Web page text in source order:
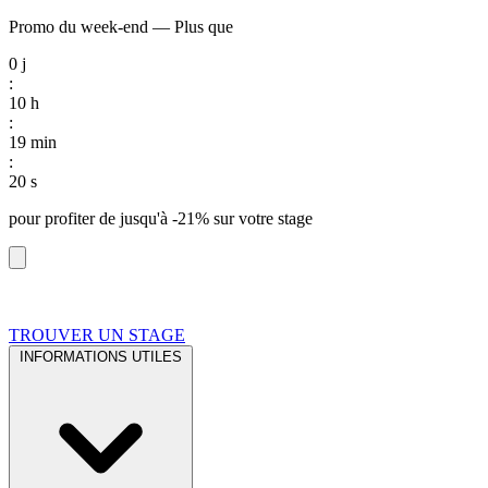
Promo du week-end — Plus que
0 j
:
10 h
:
19 min
:
19 s
pour profiter de jusqu'à -21% sur votre stage
TROUVER UN STAGE
INFORMATIONS UTILES